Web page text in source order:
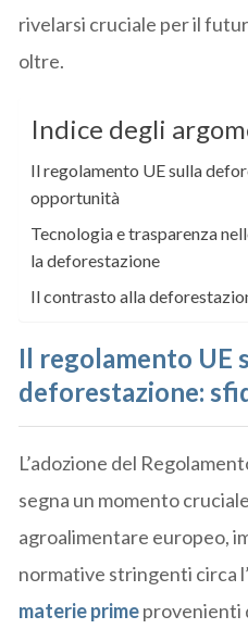
rivelarsi cruciale per il
oltre.
Indice degli
Il regolamento UE sulla
opportunità
Tecnologia e trasparenza
la deforestazione
Il contrasto alla
Il regolamento UE
deforestazione:
L’adozione del
segna un momento
agroalimentare europeo,
normative stringenti circa
materie primeprovenienti